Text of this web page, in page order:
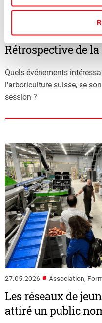
24.06.2026 Association,
Rétrospective de la
Quels événements
l'arboriculture suisse, se
session ?
27.05.2026 ■ Association,
Les réseaux de
attiré un public